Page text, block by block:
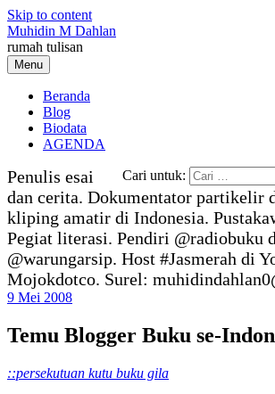
Skip to content
Muhidin M Dahlan
rumah tulisan
Menu
Beranda
Blog
Biodata
AGENDA
Cari untuk:
Penulis esai
dan cerita. Dokumentator partikelir
kliping amatir di Indonesia.
Pegiat literasi. Pendiri @radiobuku
@warungarsip. Host #Jasmerah di
Mojokdotco. Surel:
9 Mei 2008
Temu Blogger Buku se-
::persekutuan kutu buku gila